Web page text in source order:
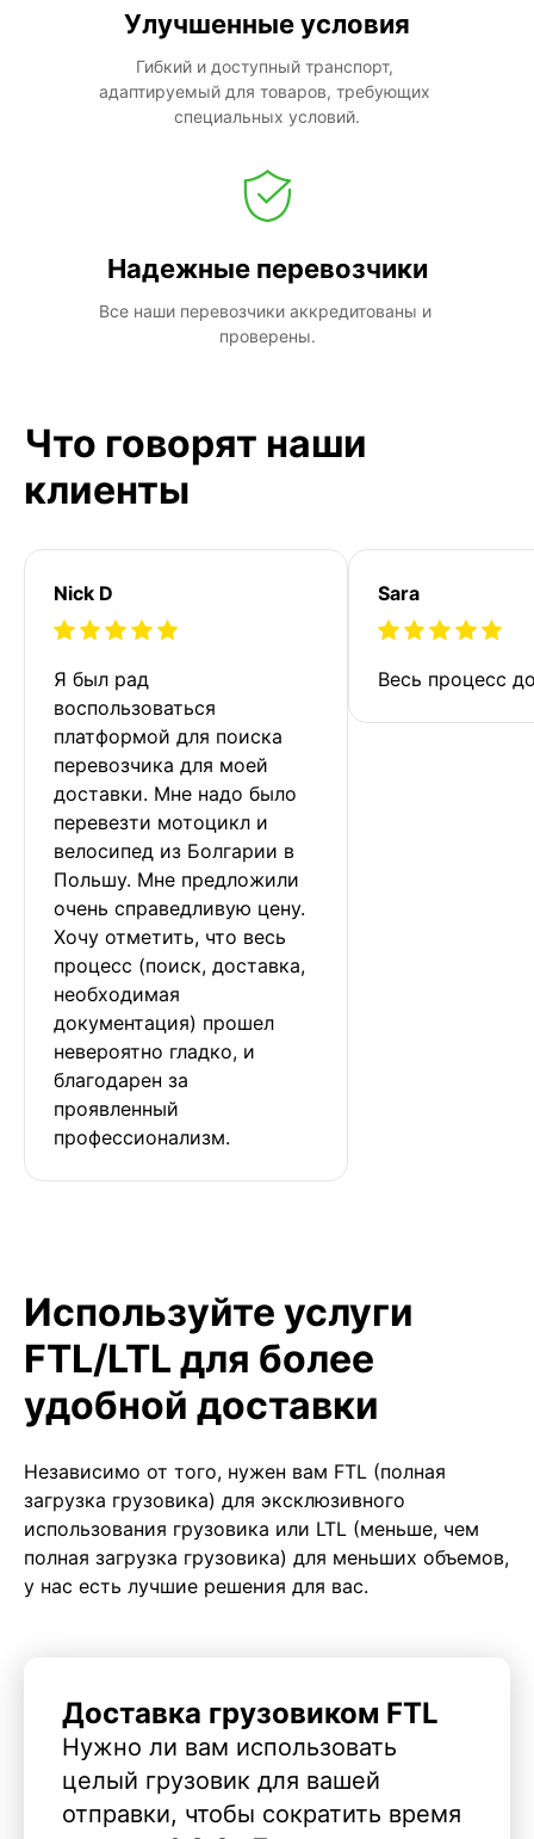
Улучшенные условия
Гибкий и доступный транспорт,
адаптируемый для товаров, требующих
специальных условий.
Надежные перевозчики
Все наши перевозчики аккредитованы и
проверены.
Что говорят наши
клиенты
Nick D
Я был рад
воспользоваться
платформой для поиска
перевозчика для моей
доставки. Мне надо было
перевезти мотоцикл и
велосипед из Болгарии в
Польшу. Мне предложили
очень справедливую цену.
Хочу отметить, что весь
процесс (поиск, доставка,
необходимая
документация) прошел
невероятно гладко, и
благодарен за
проявленный
профессионализм.
Sara
Весь процесс
Используйте услуги
FTL/LTL для более
удобной доставки
Независимо от того, нужен вам FTL (полная
загрузка грузовика) для эксклюзивного
использования грузовика или LTL (меньше, чем
полная загрузка грузовика) для меньших объемов,
у нас есть лучшие решения для вас.
Доставка грузовиком FTL
Нужно ли вам использовать
целый грузовик для вашей
отправки, чтобы сократить время